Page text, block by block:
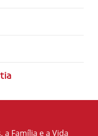
a Família e a Vida